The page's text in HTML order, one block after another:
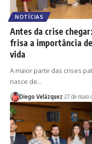
NOTÍCIAS
Antes da crise
frisa a importância
vida
A maior parte das crises
nasce de…
Diego Velázquez 27 de maio